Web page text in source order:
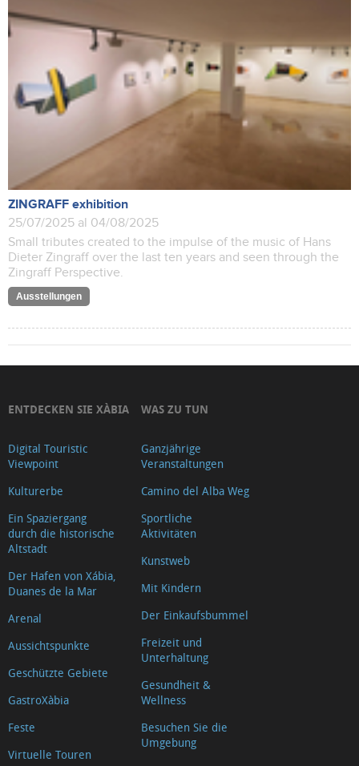
ZINGRAFF exhibition
25/07/2025 al 04/08/2025
Small tributes created to the impulse of the music of Hans
Dieter Zingraff over the last ten years and seen through the
Zingraff Perspective.
Ausstellungen
ENTDECKEN SIE XÀBIA
Digital Touristic
Viewpoint
Kulturerbe
Ein Spaziergang
durch die historische
Altstadt
Der Hafen von Xábia,
Duanes de la Mar
Arenal
Aussichtspunkte
Geschützte Gebiete
GastroXàbia
Feste
Virtuelle Touren
WAS ZU TUN
Ganzjährige
Veranstaltungen
Camino del Alba Weg
Sportliche
Aktivitäten
Kunstweb
Mit Kindern
Der Einkaufsbummel
Freizeit und
Unterhaltung
Gesundheit &
Wellness
Besuchen Sie die
Umgebung